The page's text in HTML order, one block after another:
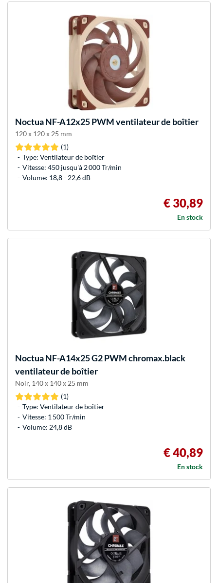
NoctuaNF-A12x25 PWM ventilateur de boîtier
120 x 120 x 25 mm
(1)
Type: Ventilateur de boîtier
Vitesse: 450 jusqu'à 2 000 Tr/min
Volume: 18,8 - 22,6 dB
€ 30,89
En stock
NoctuaNF-A14x25 G2 PWM chromax.black
ventilateur de boîtier
Noir, 140 x 140 x 25 mm
(1)
Type: Ventilateur de boîtier
Vitesse: 1 500 Tr/min
Volume: 24,8 dB
€ 40,89
En stock